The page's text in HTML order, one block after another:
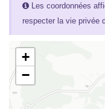
Les coordonnées
respecter la vie privée
+
−